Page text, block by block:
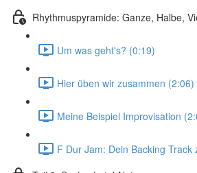
Rhythmuspyramide: Ganze, Halbe,
Um was geht's? (0:19)
Hier üben wir zusammen (2:06)
Meine Beispiel Improvisation
F Dur Jam: Dein Backing Track